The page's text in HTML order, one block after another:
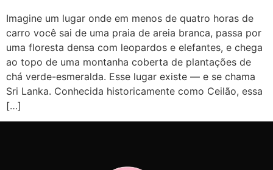
Imagine um lugar onde em menos de quatro horas de
carro você sai de uma praia de areia branca, passa por
uma floresta densa com leopardos e elefantes, e chega
ao topo de uma montanha coberta de plantações de
chá verde-esmeralda. Esse lugar existe — e se chama
Sri Lanka. Conhecida historicamente como Ceilão, essa
[…]